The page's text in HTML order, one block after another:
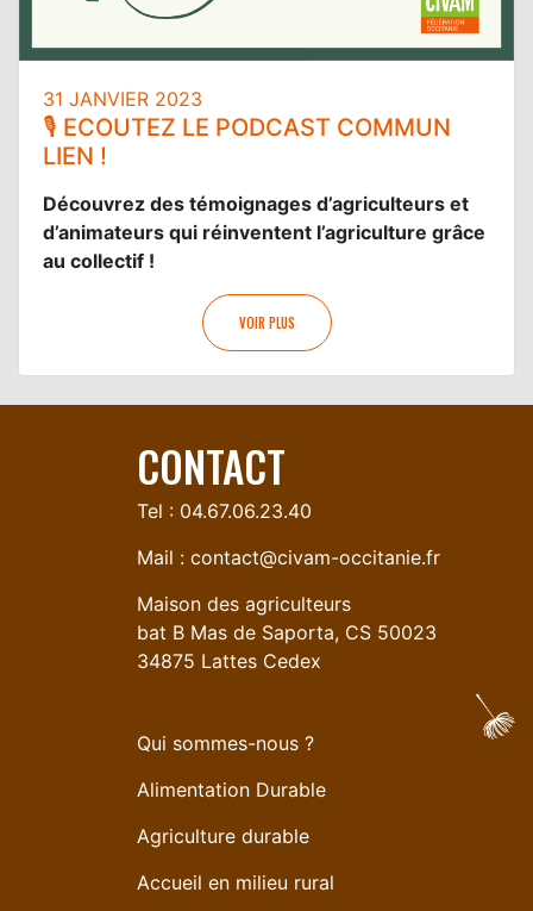
31 JANVIER 2023
🎙️ ECOUTEZ LE PODCAST COMMUN
LIEN !
Découvrez des témoignages d’agriculteurs et
d’animateurs qui réinventent l’agriculture grâce
au collectif !
VOIR PLUS
CONTACT
Tel : 04.67.06.23.40
Mail : contact@civam-occitanie.fr
Maison des agriculteurs
bat B Mas de Saporta, CS 50023
34875 Lattes Cedex
Qui sommes-nous ?
Alimentation Durable
Agriculture durable
Accueil en milieu rural